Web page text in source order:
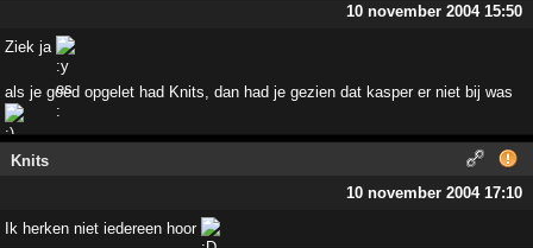
10 november 2004 15:50
Ziek ja
als je goed opgelet had Knits, dan had je gezien dat kasper er niet bij was
Knits
10 november 2004 17:10
Ik herken niet iedereen hoor